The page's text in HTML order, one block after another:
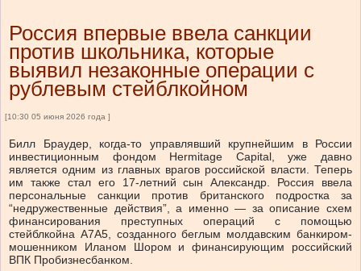
Россия впервые ввела санкции
против школьника, которые
выявил незаконные операции с
рублевым стейблкойном
[10:30 05 июня 2026 года ]
Билл Браудер, когда-то управлявший крупнейшим в России
инвестиционным фондом Hermitage Capital, уже давно
является одним из главных врагов российской власти. Теперь
им также стал его 17-летний сын Александр. Россия ввела
персональные санкции против британского подростка за
“недружественные действия”, а именно — за описание схем
финансирования преступных операций с помощью
стейблкойна А7А5, созданного беглым молдавским банкиром-
мошенником Иланом Шором и финансирующим российский
ВПК Пробизнесбанком.